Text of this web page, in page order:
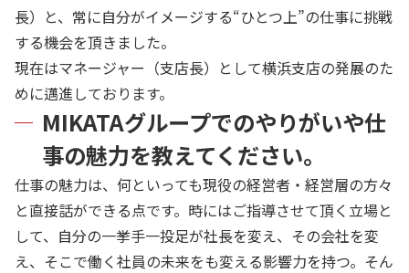
長）と、常に自分がイメージする“ひとつ上”の仕事に挑戦
する機会を頂きました。
現在はマネージャー（支店長）として横浜支店の発展のた
めに邁進しております。
MIKATAグループでのやりがいや仕
事の魅力を教えてください。
仕事の魅力は、何といっても現役の経営者・経営層の方々
と直接話ができる点です。時にはご指導させて頂く立場と
して、自分の一挙手一投足が社長を変え、その会社を変
え、そこで働く社員の未来をも変える影響力を持つ。そん